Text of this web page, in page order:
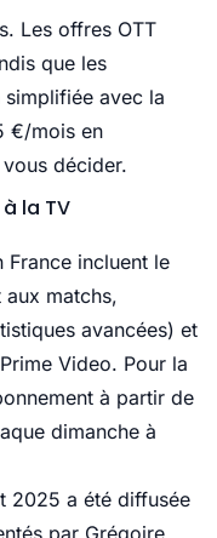
Les offres OTT
que les
avec la
€/mois en
décider.
la TV
France incluent le
aux matchs,
avancées) et
Video. Pour la
à partir de
dimanche à
2025 a été diffusée